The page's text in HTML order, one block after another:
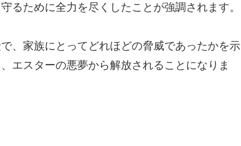
るために全力を尽くしたことが強調されます。
、家族にとってどれほどの脅威であったかを示
エスターの悪夢から解放されることになりま